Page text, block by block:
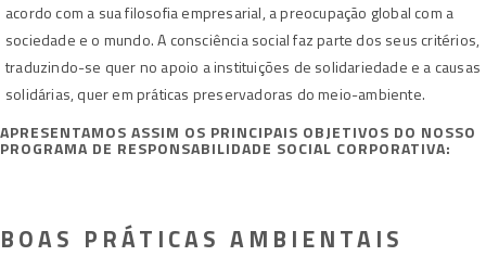
acordo com a sua filosofia empresarial, a preocupação global com a
sociedade e o mundo. A consciência social faz parte dos seus critérios,
traduzindo-se quer no apoio a instituições de solidariedade e a causas
solidárias, quer em práticas preservadoras do meio-ambiente.
APRESENTAMOS ASSIM OS PRINCIPAIS OBJETIVOS DO NOSSO
PROGRAMA DE RESPONSABILIDADE SOCIAL CORPORATIVA:
BOAS PRÁTICAS AMBIENTAIS